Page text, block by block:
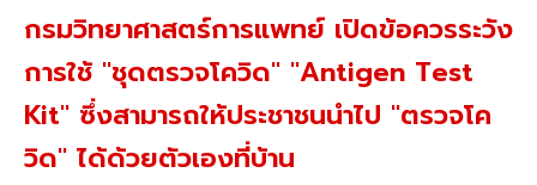
กรมวิทยาศาสตร์การแพทย์ เปิดข้อควรระวัง
การใช้ "ชุดตรวจโควิด" "Antigen Test
Kit" ซึ่งสามารถให้ประชาชนนำไป "ตรวจโค
วิด" ได้ด้วยตัวเองที่บ้าน